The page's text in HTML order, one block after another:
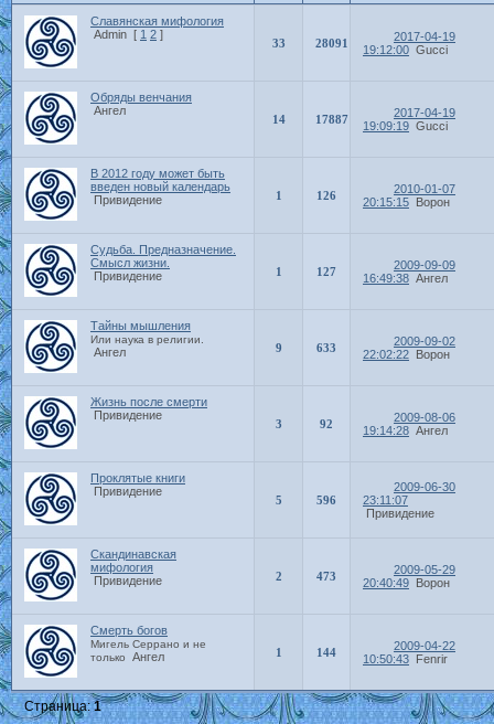
Славянская мифология
Admin [ 1 2 ]
33 28091
2017-04-19
19:12:00 Gucci
Обряды венчания
Ангел
14 17887
2017-04-19
19:09:19 Gucci
В 2012 году может быть
введен новый календарь
Привидение
1 126
2010-01-07
20:15:15
Ворон
Судьба. Предназначение.
Смысл жизни.
Привидение
1 127
2009-09-09
16:49:38 Ангел
Тайны мышления
Или наука в религии.
Ангел 9 633
2009-09-02
22:02:22
Ворон
Жизнь после смерти
Привидение
3 92
2009-08-06
19:14:28 Ангел
Проклятые книги
Привидение
5 596
2009-06-30
23:11:07
Привидение
Скандинавская
мифология
Привидение
2 473
2009-05-29
20:40:49
Ворон
Смерть богов
Мигель Серрано и не
только
Ангел 1 144
2009-04-22
10:50:43
Fenrir
Страница:1